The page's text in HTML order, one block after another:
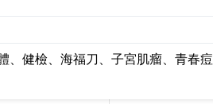
、 健檢、 海福刀 、 子宮肌瘤、 青春痘